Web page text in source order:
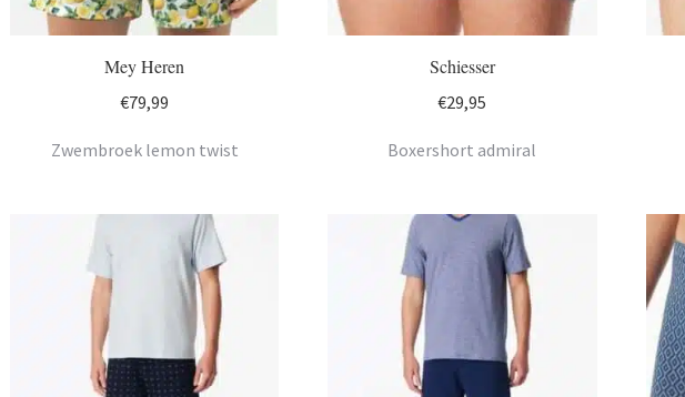
Mey Heren
€79,99
Zwembroek lemon twist
Schiesser
€29,95
Boxershort admiral